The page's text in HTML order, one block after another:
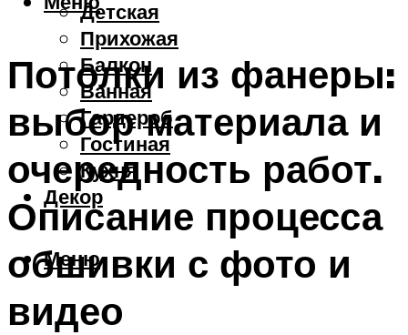
Детская
Прихожая
Балкон
Ванная
Гардероб
Гостиная
Кухня
Декор
Меню
Потолки из фанеры:
выбор материала и
очередность работ.
Описание процесса
обшивки с фото и
видео